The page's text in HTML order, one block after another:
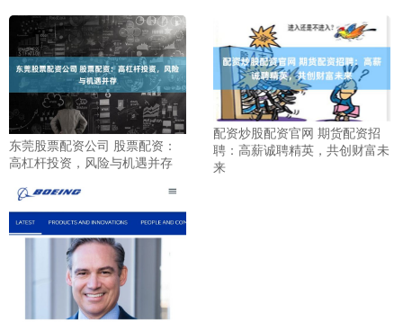
东莞股票配资公司 股票配资：
高杠杆投资，风险与机遇并存
配资炒股配资官网 期货配资招
聘：高薪诚聘精英，共创财富未
来